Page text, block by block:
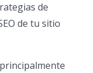
de
de tu sitio